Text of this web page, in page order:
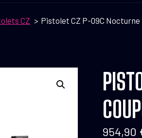
CZ Pistolet CZ P-09C Nocturne
954,90